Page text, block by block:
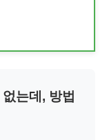
는데, 방법